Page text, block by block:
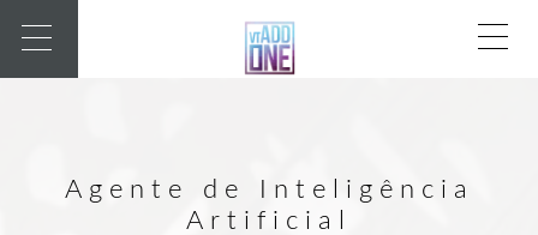
Agente de Inteligência
Artificial